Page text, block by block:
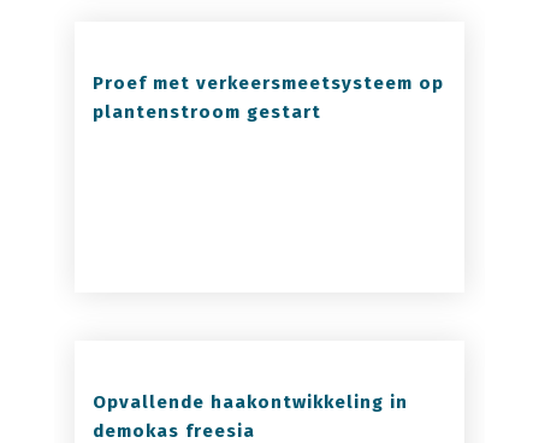
Proef met verkeersmeetsysteem op
plantenstroom gestart
Opvallende haakontwikkeling in
demokas freesia